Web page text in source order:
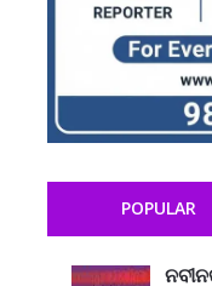
POPULAR